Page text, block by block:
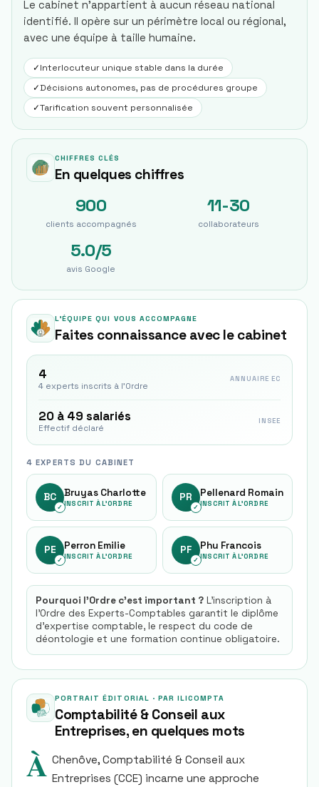
Le cabinet n'appartient à aucun réseau national
identifié. Il opère sur un périmètre local ou régional,
avec une équipe à taille humaine.
✓Interlocuteur unique stable dans la durée
✓Décisions autonomes, pas de procédures groupe
✓Tarification souvent personnalisée
CHIFFRES CLÉS
En quelques chiffres
900
clients accompagnés
11-30
collaborateurs
5.0/5
avis Google
L'ÉQUIPE QUI VOUS ACCOMPAGNE
Faites connaissance avec le cabinet
4
4 experts inscrits à l'Ordre
ANNUAIRE EC
20 à 49 salariés
Effectif déclaré
INSEE
4 EXPERTS DU CABINET
BC
✓
Bruyas Charlotte
INSCRIT À L'ORDRE
PR
✓
Pellenard Romain
INSCRIT À L'ORDRE
PE
✓
Perron Emilie
INSCRIT À L'ORDRE
PF
✓
Phu Francois
INSCRIT À L'ORDRE
Pourquoi l'Ordre c'est important ? L'inscription à
l'Ordre des Experts-Comptables garantit le diplôme
d'expertise comptable, le respect du code de
déontologie et une formation continue obligatoire.
PORTRAIT ÉDITORIAL · PAR ILICOMPTA
Comptabilité & Conseil aux
Entreprises, en quelques mots
À Chenôve, Comptabilité & Conseil aux
Entreprises (CCE) incarne une approche